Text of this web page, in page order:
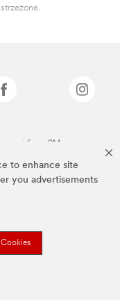
to enhance site
you advertisements
firmy 3M.